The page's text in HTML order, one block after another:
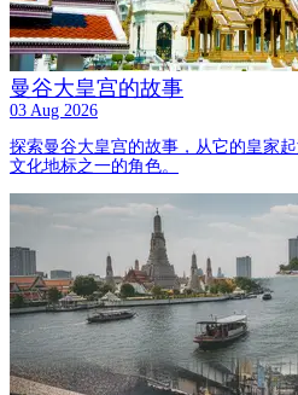
曼谷大皇宫的故事
03 Aug 2026
探索曼谷大皇宫的故事，从它的皇家
文化地标之一的角色。